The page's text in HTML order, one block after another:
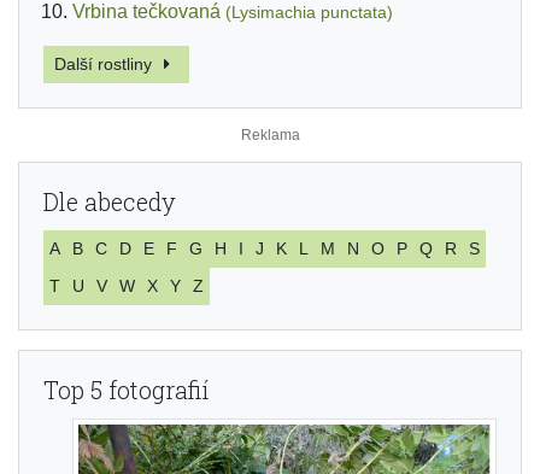
Vrbina tečkovaná (Lysimachia punctata)
Další rostliny
Dle abecedy
A B C D E F G H I J K L M N O P Q R
S
T
U V W X Y Z
Top 5 fotografií